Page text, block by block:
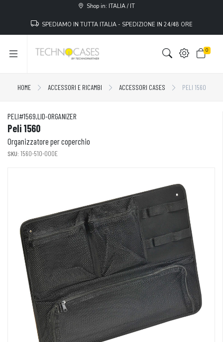
Shop in: ITALIA / IT
SPEDIAMO IN TUTTA ITALIA - SPEDIZIONE IN 24/48 ORE
0
HOME ACCESSORI E RICAMBI ACCESSORI CASES PELI 1560
PELI#1569,LID-ORGANIZER
Peli 1560
Organizzatore per coperchio
SKU: 1560-510-000E